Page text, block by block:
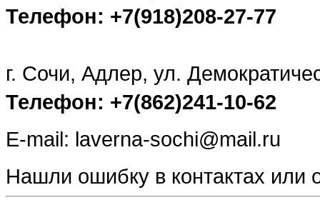
Телефон: +7(918)208-27-77
г. Сочи, Адлер, ул.
Телефон: +7(862)241-10-62
E-mail: laverna-sochi@mail.ru
Нашли ошибку в контактах